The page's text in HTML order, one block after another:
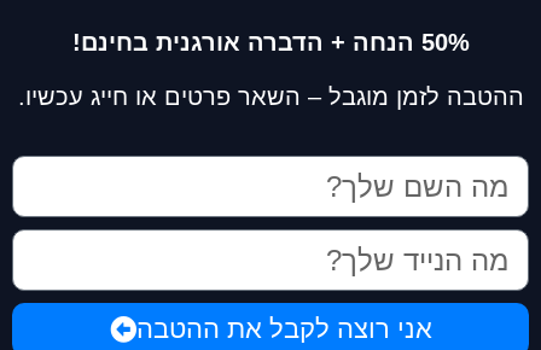
50% הנחה + הדברה אורגנית בחינם!
ההטבה לזמן מוגבל – השאר פרטים או חייג עכשיו.
אני רוצה לקבל את ההטבה